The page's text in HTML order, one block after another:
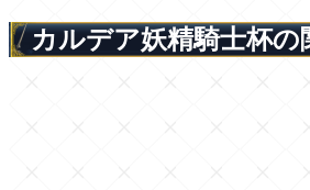
カルデア妖精騎士杯の